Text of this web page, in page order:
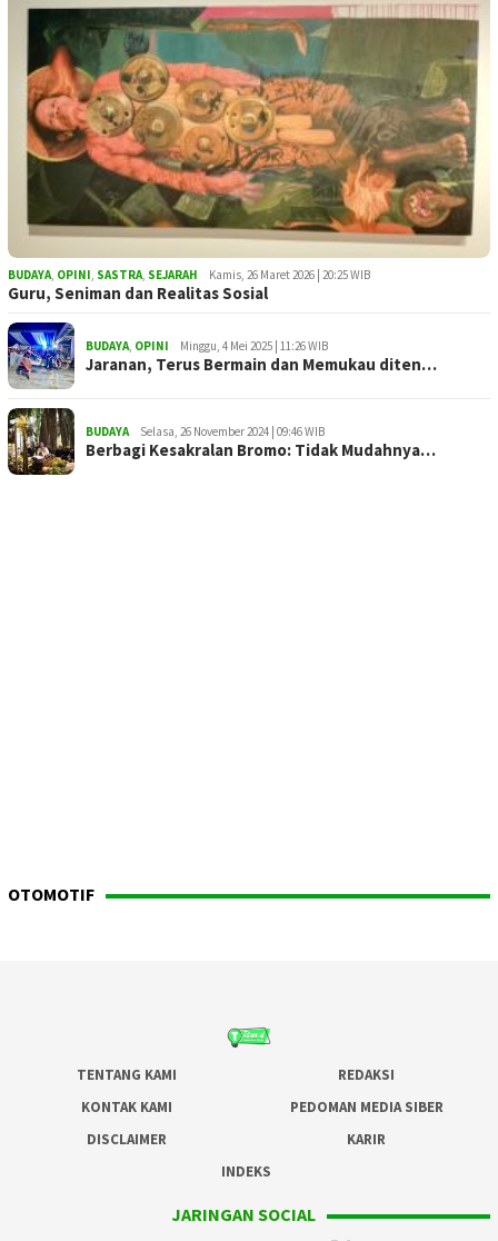
BUDAYA, OPINI, SASTRA, SEJARAH Kamis, 26 Maret 2026 | 20:25 WIB
Guru, Seniman dan Realitas Sosial
BUDAYA, OPINI Minggu, 4 Mei 2025 | 11:26 WIB
Jaranan, Terus Bermain dan Memukau diten…
BUDAYA Selasa, 26 November 2024 | 09:46 WIB
Berbagi Kesakralan Bromo: Tidak Mudahnya…
OTOMOTIF
TENTANG KAMI
REDAKSI
KONTAK KAMI
PEDOMAN MEDIA SIBER
DISCLAIMER
KARIR
INDEKS
JARINGAN SOCIAL